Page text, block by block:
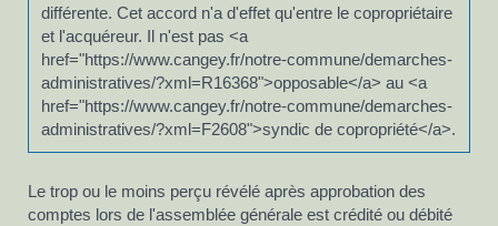
différente. Cet accord n'a d'effet qu'entre le copropriétaire
et l'acquéreur. Il n'est pas <a
href="https://www.cangey.fr/notre-commune/demarches-
administratives/?xml=R16368">opposable</a> au <a
href="https://www.cangey.fr/notre-commune/demarches-
administratives/?xml=F2608">syndic de copropriété</a>.
Le trop ou le moins perçu révélé après approbation des
comptes lors de l'assemblée générale est crédité ou débité